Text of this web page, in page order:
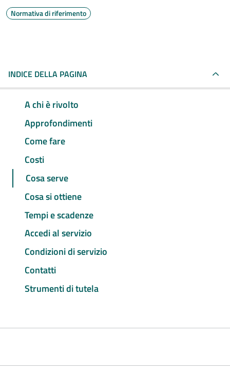
Normativa di riferimento
INDICE DELLA PAGINA
A chi è rivolto
Approfondimenti
Come fare
Costi
Cosa serve
Cosa si ottiene
Tempi e scadenze
Accedi al servizio
Condizioni di servizio
Contatti
Strumenti di tutela